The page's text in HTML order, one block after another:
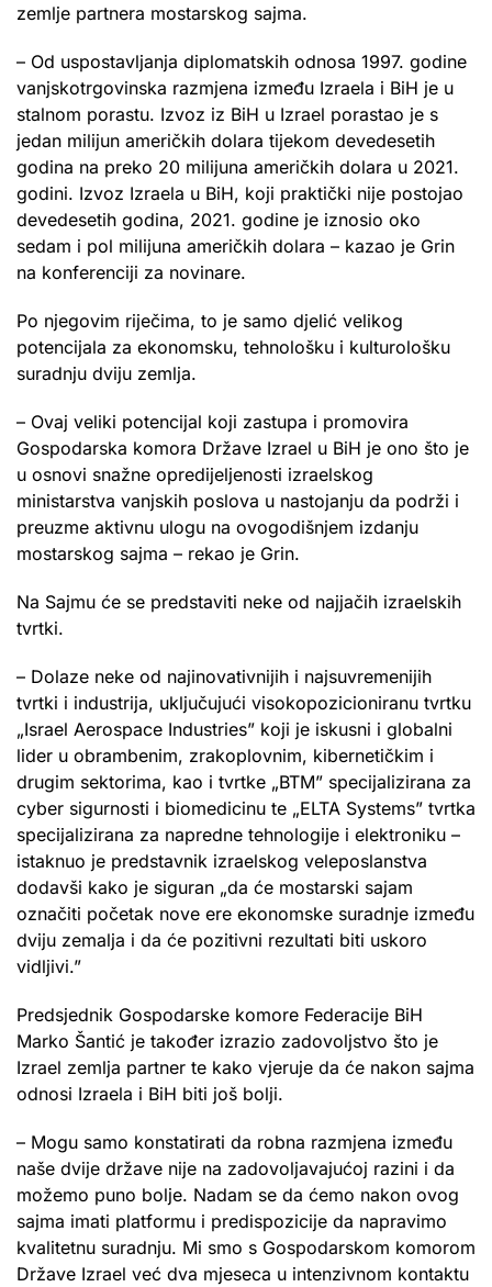
zemlje partnera mostarskog sajma.
– Od uspostavljanja diplomatskih odnosa 1997. godine
vanjskotrgovinska razmjena između Izraela i BiH je u
stalnom porastu. Izvoz iz BiH u Izrael porastao je s
jedan milijun američkih dolara tijekom devedesetih
godina na preko 20 milijuna američkih dolara u 2021.
godini. Izvoz Izraela u BiH, koji praktički nije postojao
devedesetih godina, 2021. godine je iznosio oko
sedam i pol milijuna američkih dolara – kazao je Grin
na konferenciji za novinare.
Po njegovim riječima, to je samo djelić velikog
potencijala za ekonomsku, tehnološku i kulturološku
suradnju dviju zemlja.
– Ovaj veliki potencijal koji zastupa i promovira
Gospodarska komora Države Izrael u BiH je ono što je
u osnovi snažne opredijeljenosti izraelskog
ministarstva vanjskih poslova u nastojanju da podrži i
preuzme aktivnu ulogu na ovogodišnjem izdanju
mostarskog sajma – rekao je Grin.
Na Sajmu će se predstaviti neke od najjačih izraelskih
tvrtki.
– Dolaze neke od najinovativnijih i najsuvremenijih
tvrtki i industrija, uključujući visokopozicioniranu tvrtku
„Israel Aerospace Industries” koji je iskusni i globalni
lider u obrambenim, zrakoplovnim, kibernetičkim i
drugim sektorima, kao i tvrtke „BTM” specijalizirana za
cyber sigurnosti i biomedicinu te „ELTA Systems” tvrtka
specijalizirana za napredne tehnologije i elektroniku –
istaknuo je predstavnik izraelskog veleposlanstva
dodavši kako je siguran „da će mostarski sajam
označiti početak nove ere ekonomske suradnje između
dviju zemalja i da će pozitivni rezultati biti uskoro
vidljivi.”
Predsjednik Gospodarske komore Federacije BiH
Marko Šantić je također izrazio zadovoljstvo što je
Izrael zemlja partner te kako vjeruje da će nakon sajma
odnosi Izraela i BiH biti još bolji.
– Mogu samo konstatirati da robna razmjena između
naše dvije države nije na zadovoljavajućoj razini i da
možemo puno bolje. Nadam se da ćemo nakon ovog
sajma imati platformu i predispozicije da napravimo
kvalitetnu suradnju. Mi smo s Gospodarskom komorom
Države Izrael već dva mjeseca u intenzivnom kontaktu